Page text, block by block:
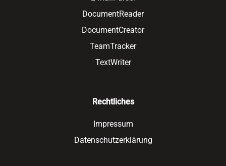
DocumentReader
DocumentCreator
TeamTracker
TextWriter
Rechtliches
Impressum
Datenschutzerklärung